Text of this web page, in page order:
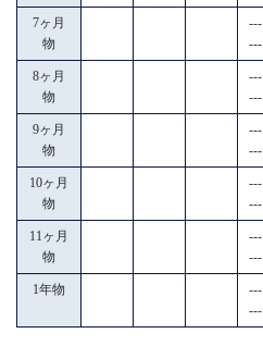
7ヶ月
物
---
---
8ヶ月
物
---
---
9ヶ月
物
---
---
10ヶ月
物
---
---
11ヶ月
物
---
---
1年物
---
---